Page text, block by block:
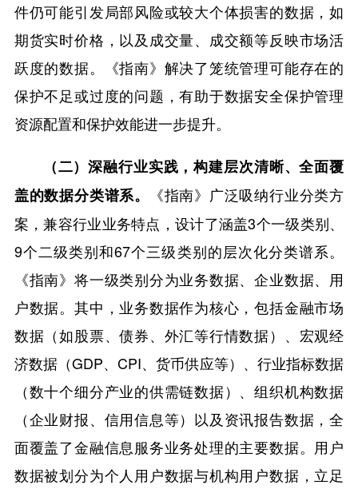
件仍可能引发局部风险或较大个体损害的数据，如
期货实时价格，以及成交量、成交额等反映市场活
跃度的数据。《指南》解决了笼统管理可能存在的
保护不足或过度的问题，有助于数据安全保护管理
资源配置和保护效能进一步提升。
（二）深融行业实践，构建层次清晰、全面覆
盖的数据分类谱系。
《指南》广泛吸纳行业分类方
案，兼容行业业务特点，设计了涵盖3个一级类别、
9个二级类别和67个三级类别的层次化分类谱系。
《指南》将一级类别分为业务数据、企业数据、用
户数据。其中，业务数据作为核心，包括金融市场
数据（如股票、债券、外汇等行情数据）、宏观经
济数据（GDP、CPI、货币供应等）、行业指标数据
（数十个细分产业的供需链数据）、组织机构数据
（企业财报、信用信息等）以及资讯报告数据，全
面覆盖了金融信息服务业务处理的主要数据。用户
数据被划分为个人用户数据与机构用户数据，立足